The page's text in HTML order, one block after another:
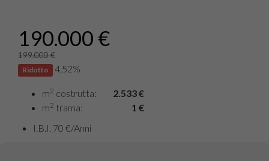
190.000 €
199.000 €
Ridotto 4,52%
m2 costrutta:
2.533 €
m2 trama:
1 €
I.B.I. 70 €/Anni